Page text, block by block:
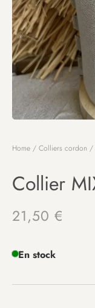
Home / Colliers cordon /
Collier
21,50 €
En stock